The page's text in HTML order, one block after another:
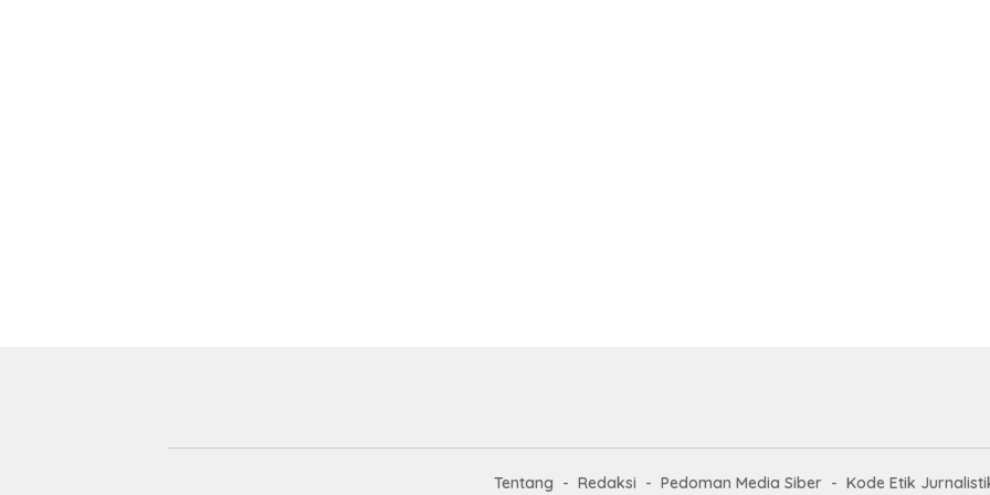
Tentang Redaksi Pedoman Media Siber Kode Etik